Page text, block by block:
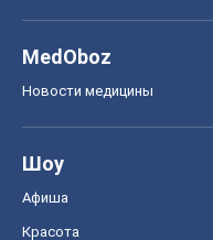
MedOboz
Новости медицины
Шоу
Афиша
Красота